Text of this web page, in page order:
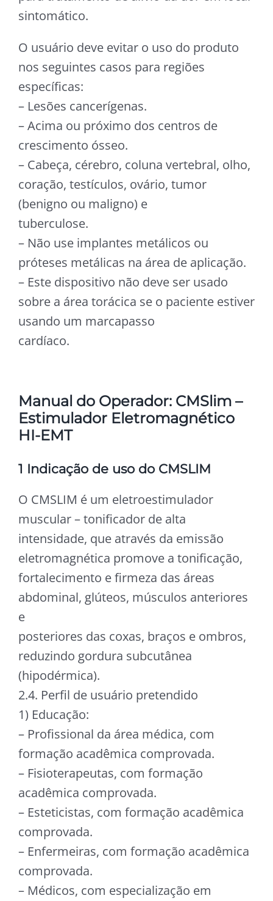
sintomático.
O usuário deve evitar o uso do produto
nos seguintes casos para regiões
específicas:
– Lesões cancerígenas.
– Acima ou próximo dos centros de
crescimento ósseo.
– Cabeça, cérebro, coluna vertebral, olho,
coração, testículos, ovário, tumor
(benigno ou maligno) e
tuberculose.
– Não use implantes metálicos ou
próteses metálicas na área de aplicação.
– Este dispositivo não deve ser usado
sobre a área torácica se o paciente estiver
usando um marcapasso
cardíaco.
Manual do Operador: CMSlim –
Estimulador Eletromagnético
HI-EMT
1 Indicação de uso do CMSLIM
O CMSLIM é um eletroestimulador
muscular – tonificador de alta
intensidade, que através da emissão
eletromagnética promove a tonificação,
fortalecimento e firmeza das áreas
abdominal, glúteos, músculos anteriores
e
posteriores das coxas, braços e ombros,
reduzindo gordura subcutânea
(hipodérmica).
2.4. Perfil de usuário pretendido
1) Educação:
– Profissional da área médica, com
formação acadêmica comprovada.
– Fisioterapeutas, com formação
acadêmica comprovada.
– Esteticistas, com formação acadêmica
comprovada.
– Enfermeiras, com formação acadêmica
comprovada.
– Médicos, com especialização em